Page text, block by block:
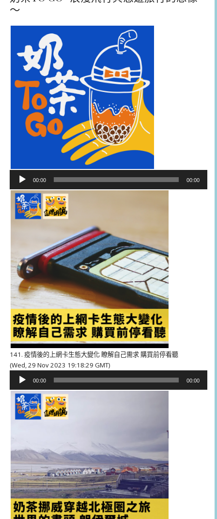
～
播
器
00:00 00:00
141. 疫情後的上網卡生態大變化 瞭解自己需求 購買前停看聽
(Wed, 29 Nov 2023 19:18:29 GMT)
播
器
00:00 00:00